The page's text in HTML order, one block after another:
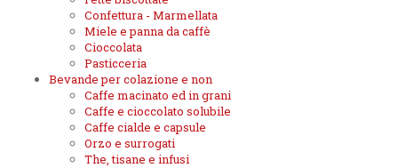
Confettura - Marmellata
Miele e panna da caffè
Cioccolata
Pasticceria
Bevande per colazione e non
Caffe macinato ed in grani
Caffe e cioccolato solubile
Caffe cialde e capsule
Orzo e surrogati
The, tisane e infusi